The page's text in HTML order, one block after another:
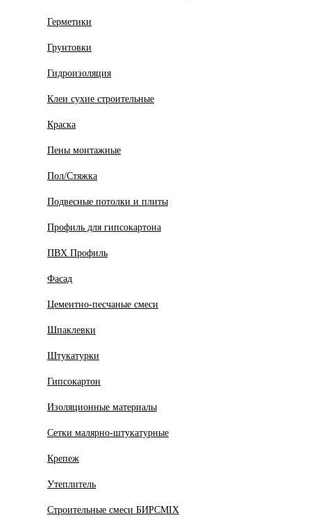
Герметики
Грунтовки
Гидроизоляция
Клеи сухие строительные
Краска
Пены монтажные
Пол/Стяжка
Подвесные потолки и плиты
Профиль для гипсокартона
ПВХ Профиль
Фасад
Цементно-песчаные смеси
Шпаклевки
Штукатурки
Гипсокартон
Изоляционные материалы
Сетки малярно-штукатурные
Крепеж
Утеплитель
Строительные смеси БИРСMIX